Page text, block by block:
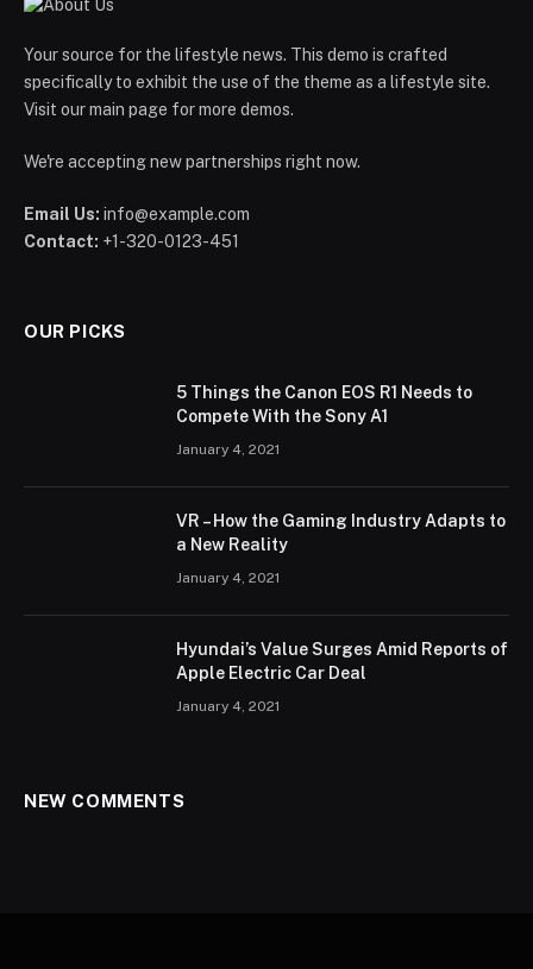
Your source for the lifestyle news. This demo is crafted
specifically to exhibit the use of the theme as a lifestyle site.
Visit our main page for more demos.
We're accepting new partnerships right now.
Email Us: info@example.com
Contact: +1-320-0123-451
OUR PICKS
5 Things the Canon EOS R1 Needs to
Compete With the Sony A1
January 4, 2021
VR – How the Gaming Industry Adapts to
a New Reality
January 4, 2021
Hyundai’s Value Surges Amid Reports of
Apple Electric Car Deal
January 4, 2021
NEW COMMENTS